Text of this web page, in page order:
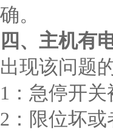
确。
四、主机有
出现该问题
1：急停开关
2：限位坏或